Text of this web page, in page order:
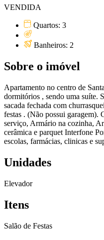
VENDIDA
Quartos: 3
Banheiros: 2
Sobre o imóvel
Apartamento no centro de
dormitórios , sendo uma suíte.
sacada fechada com
festas . (Não possui garagem).
serviço, Armário na cozinha,
cerâmica e parquet Interfone
escolas, farmácias, clinicas e
Unidades
Elevador
Itens
Salão de Festas